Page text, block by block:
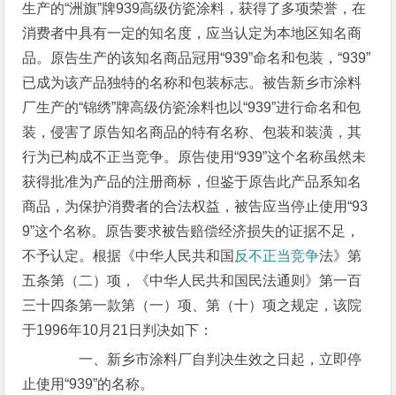
生产的“洲旗”牌939高级仿瓷涂料，获得了多项荣誉，在
消费者中具有一定的知名度，应当认定为本地区知名商
品。原告生产的该知名商品冠用“939”命名和包装，“939”
已成为该产品独特的名称和包装标志。被告新乡市涂料
厂生产的“锦绣”牌高级仿瓷涂料也以“939”进行命名和包
装，侵害了原告知名商品的特有名称、包装和装潢，其
行为已构成不正当竞争。原告使用“939”这个名称虽然未
获得批准为产品的注册商标，但鉴于原告此产品系知名
商品，为保护消费者的合法权益，被告应当停止使用“93
9”这个名称。原告要求被告赔偿经济损失的证据不足，
不予认定。根据《中华人民共和国 反不正当竞争法》第
五条第（二）项，《中华人民共和国民法通则》第一百
三十四条第一款第（一）项、第（十）项之规定，该院
于1996年10月21日判决如下：
一、新乡市涂料厂自判决生效之日起，立即停
止使用“939”的名称。